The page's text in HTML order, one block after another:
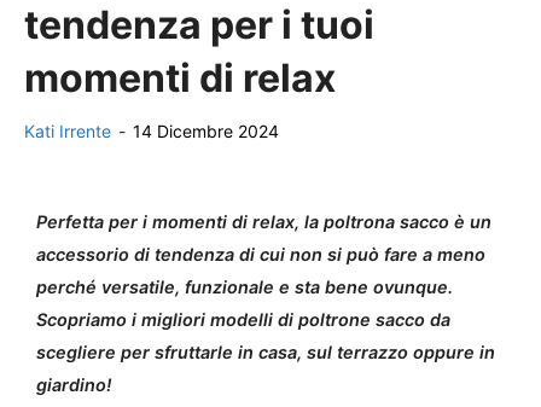
tendenza per i tuoi
momenti di relax
Kati Irrente - 14 Dicembre 2024
Perfetta per i momenti di relax, la poltrona sacco è un
accessorio di tendenza di cui non si può fare a meno
perché versatile, funzionale e sta bene ovunque.
Scopriamo i migliori modelli di poltrone sacco da
scegliere per sfruttarle in casa, sul terrazzo oppure in
giardino!